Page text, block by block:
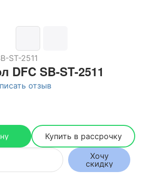
ST-2511
DFC SB-ST-2511
отзыв
Купить в рассрочку
Хочу
скидку